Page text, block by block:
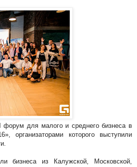
для малого и среднего бизнеса в
организаторами которого выступили
бизнеса из Калужской, Московской,